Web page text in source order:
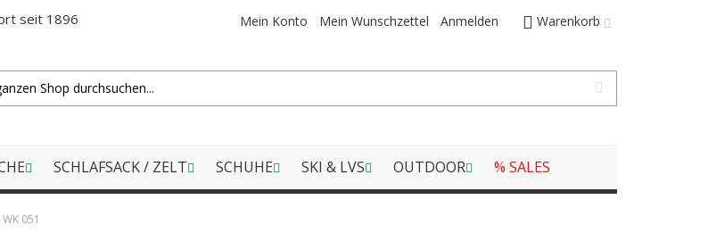
Warenkorb
Mein Konto Mein Wunschzettel Anmelden
seit 1896
SCHLAFSACK / ZELT SCHUHE SKI & LVS OUTDOOR % SALES
051